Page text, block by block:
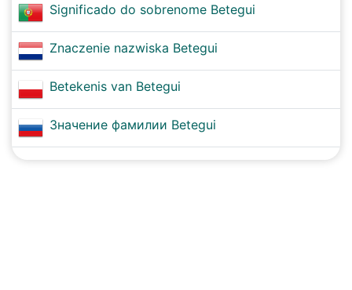
Significado do sobrenome Betegui
Znaczenie nazwiska Betegui
Betekenis van Betegui
Значение фамилии Betegui